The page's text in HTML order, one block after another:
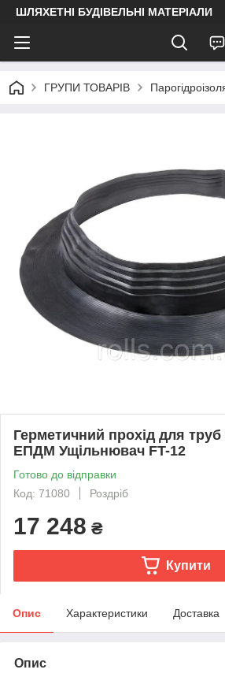
ШЛЯХЕТНІ БУДІВЕЛЬНІ МАТЕРІАЛИ
ГРУПИ ТОВАРІВ
Герметичний прохід для труб
ЕПДМ Ущільнювач FT-12
Готово до відправки
Код: 71080
Роздріб
17 248 ₴
Купити
Опис Характеристики Доставка
Опис